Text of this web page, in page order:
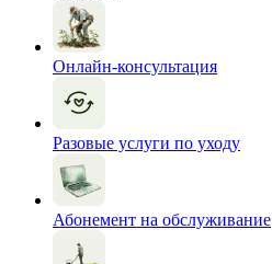
Онлайн-консультация
Разовые услуги по уходу
Абонемент на обслуживание